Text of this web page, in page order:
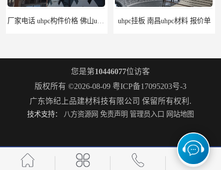
uhpc挂板 南昌uhpc材料 报价单
构件grc 联系方式 佛山grc吊顶厂家 惠州grc生产厂家 grc欧式构件 20年行业经验
您是第10446077位访客
版权所有 ©2026-08-09 粤ICP备17095203号-3
广东饰纪上品建材科技有限公司 保留所有权利.
技术支持： 八方资源网 免责声明 管理员入口 网站地图